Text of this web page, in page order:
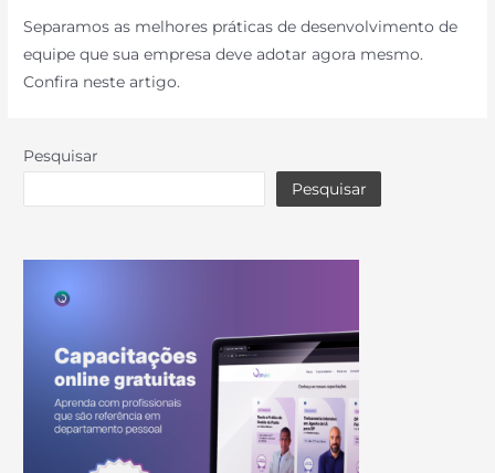
Separamos as melhores práticas de desenvolvimento de
equipe que sua empresa deve adotar agora mesmo.
Confira neste artigo.
Pesquisar
Pesquisar